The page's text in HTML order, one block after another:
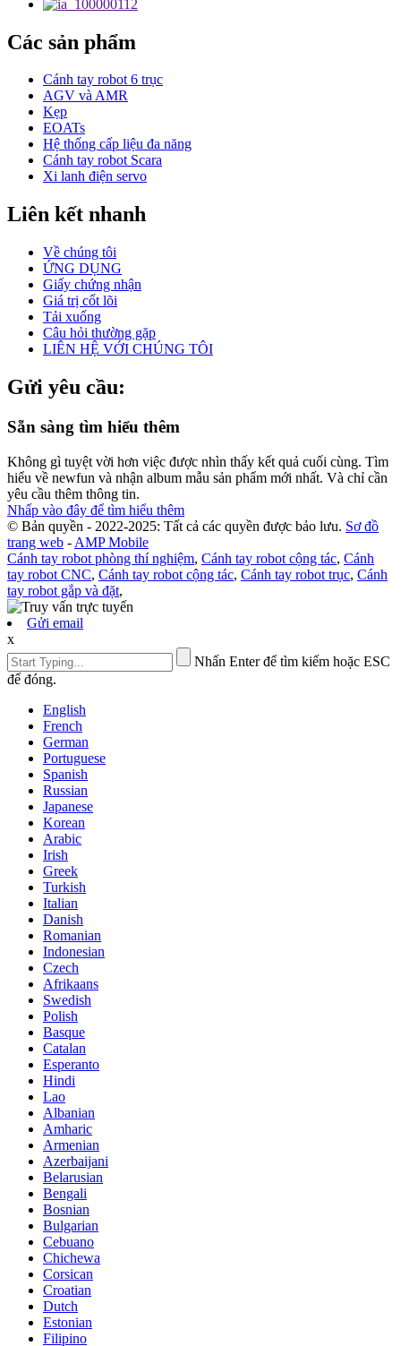
Các sản phẩm
Cánh tay robot 6 trục
AGV và AMR
Kẹp
EOATs
Hệ thống cấp liệu đa năng
Cánh tay robot Scara
Xi lanh điện servo
Liên kết nhanh
Về chúng tôi
ỨNG DỤNG
Giấy chứng nhận
Giá trị cốt lõi
Tải xuống
Câu hỏi thường gặp
LIÊN HỆ VỚI CHÚNG TÔI
Gửi yêu cầu:
Sẵn sàng tìm hiểu thêm
Không gì tuyệt vời hơn việc được nhìn thấy kết quả cuối cùng. Tìm
hiểu về newfun và nhận album mẫu sản phẩm mới nhất. Và chỉ cần
yêu cầu thêm thông tin.
Nhấp vào đây để tìm hiểu thêm
© Bản quyền - 2022-2025: Tất cả các quyền được bảo lưu. Sơ đồ
trang web - AMP Mobile
Cánh tay robot phòng thí nghiệm, Cánh tay robot cộng tác, Cánh
tay robot CNC, Cánh tay robot cộng tác, Cánh tay robot trục, Cánh
tay robot gắp và đặt,
Gửi email
x
Nhấn Enter để tìm kiếm hoặc ESC
để đóng.
English
French
German
Portuguese
Spanish
Russian
Japanese
Korean
Arabic
Irish
Greek
Turkish
Italian
Danish
Romanian
Indonesian
Czech
Afrikaans
Swedish
Polish
Basque
Catalan
Esperanto
Hindi
Lao
Albanian
Amharic
Armenian
Azerbaijani
Belarusian
Bengali
Bosnian
Bulgarian
Cebuano
Chichewa
Corsican
Croatian
Dutch
Estonian
Filipino